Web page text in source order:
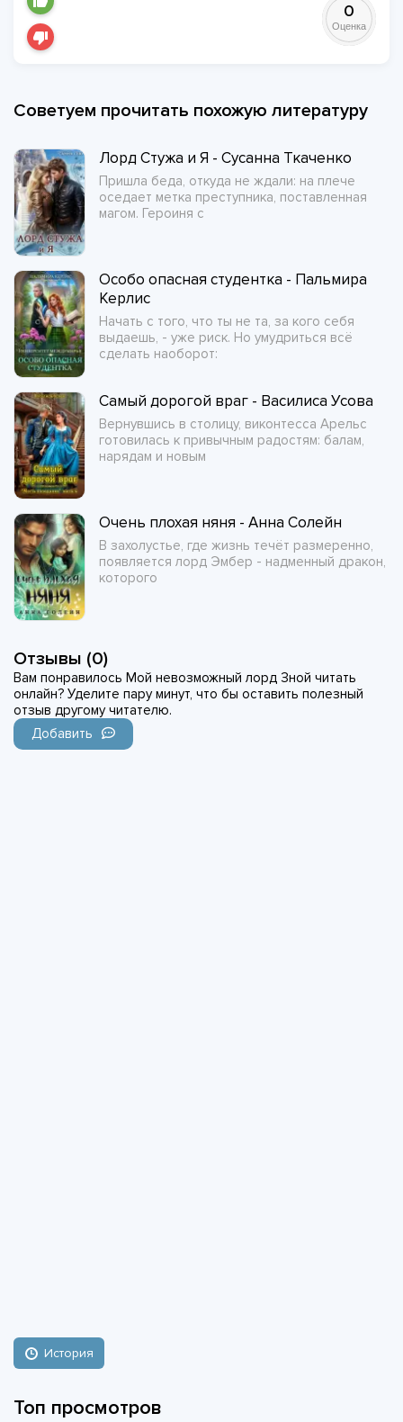
0
Оценка
Советуем прочитать похожую литературу
Лорд Стужа и Я - Сусанна Ткаченко
Пришла беда, откуда не ждали: на плече
оседает метка преступника, поставленная
магом. Героиня с
Особо опасная студентка - Пальмира
Керлис
Начать с того, что ты не та, за кого себя
выдаешь, - уже риск. Но умудриться всё
сделать наоборот:
Самый дорогой враг - Василиса Усова
Вернувшись в столицу, виконтесса Арельс
готовилась к привычным радостям: балам,
нарядам и новым
Очень плохая няня - Анна Солейн
В захолустье, где жизнь течёт размеренно,
появляется лорд Эмбер - надменный дракон,
которого
Отзывы (0)
Вам понравилось Мой невозможный лорд Зной читать
онлайн? Уделите пару минут, что бы оставить полезный
отзыв другому читателю.
Добавить
История
Топ просмотров